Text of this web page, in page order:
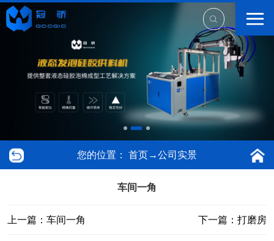
您的位置： 首页→公司实景
车间一角
上一篇：车间一角 下一篇：打磨房